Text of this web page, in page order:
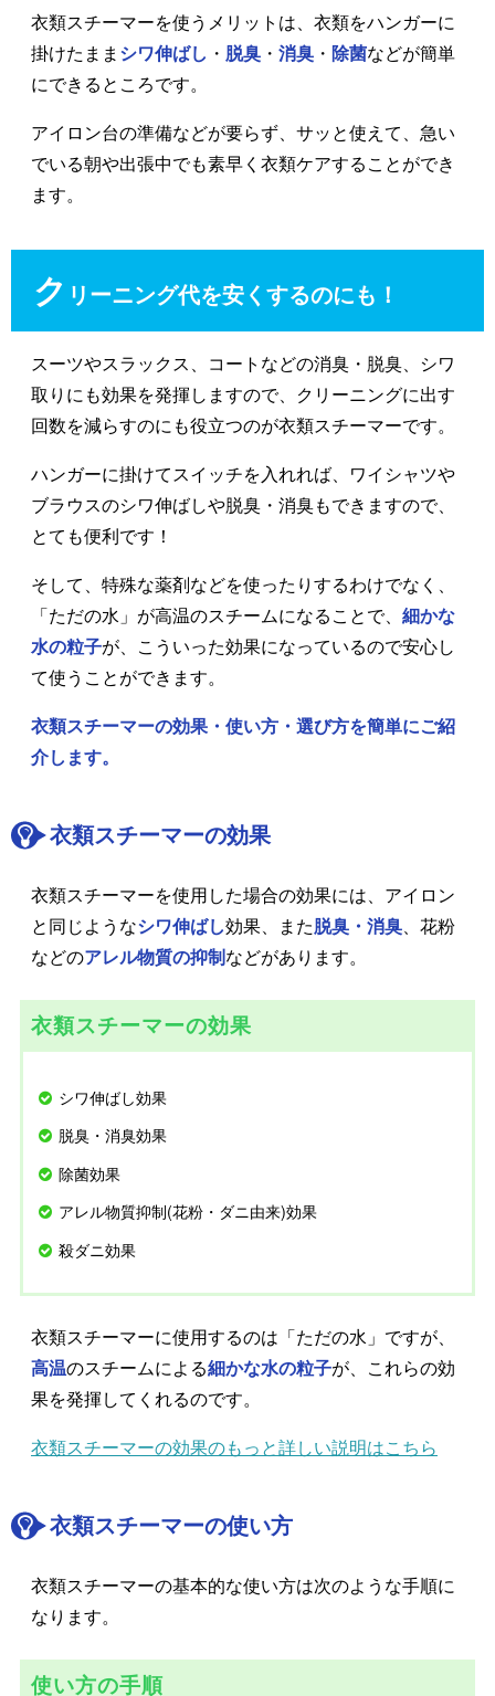
衣類スチーマーを使うメリットは、衣類をハンガーに
掛けたまま シワ伸ばし ・ 脱臭 ・ 消臭 ・ 除菌などが簡単
にできるところです。
アイロン台の準備などが要らず、サッと使えて、急い
でいる朝や出張中でも素早く衣類ケアすることができ
ます。
ク リーニング代を安くするのにも！
スーツやスラックス、コートなどの消臭・脱臭、シワ
取りにも効果を発揮しますので、クリーニングに出す
回数を減らすのにも役立つのが衣類スチーマーです。
ハンガーに掛けてスイッチを入れれば、ワイシャツや
ブラウスのシワ伸ばしや脱臭・消臭もできますので、
とても便利です！
そして、特殊な薬剤などを使ったりするわけでなく、
「ただの水」が高温のスチームになることで、 細かな
水の粒子が、こういった効果になっているので安心し
て使うことができます。
衣類スチーマーの効果・使い方・選び方を簡単にご紹
介します。
衣類スチーマーの効果
衣類スチーマーを使用した場合の効果には、アイロン
と同じようなシワ伸ばし効果、また脱臭・消臭 、花粉
などのアレル物質の抑制 などがあります。
衣類スチーマーの効果
シワ伸ばし効果
脱臭・消臭効果
除菌効果
アレル物質抑制(花粉・ダニ由来)効果
殺ダニ効果
衣類スチーマーに使用するのは「ただの水」ですが、
高温のスチームによる細かな水の粒子が、これらの効
果を発揮してくれるのです。
衣類スチーマーの効果のもっと詳しい説明はこちら
衣類スチーマーの使い方
衣類スチーマーの基本的な使い方は次のような手順に
なります。
使い方の手順